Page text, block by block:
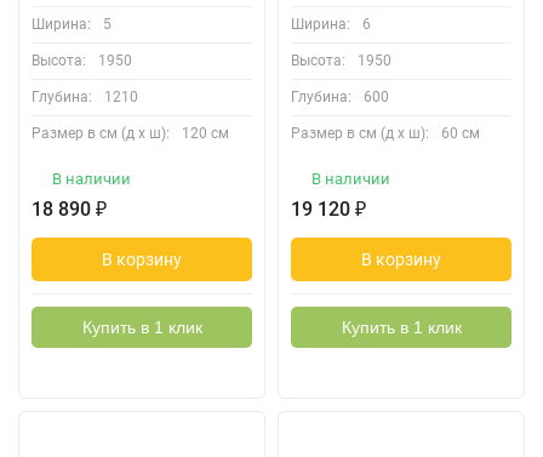
Ширина: 5
Высота: 1950
Глубина: 1210
Размер в см (д х ш): 120 см
В наличии
18 890 ₽
В корзину
Купить в 1 клик
Ширина: 6
Высота: 1950
Глубина: 600
Размер в см (д х ш): 60 см
В наличии
19 120 ₽
В корзину
Купить в 1 клик